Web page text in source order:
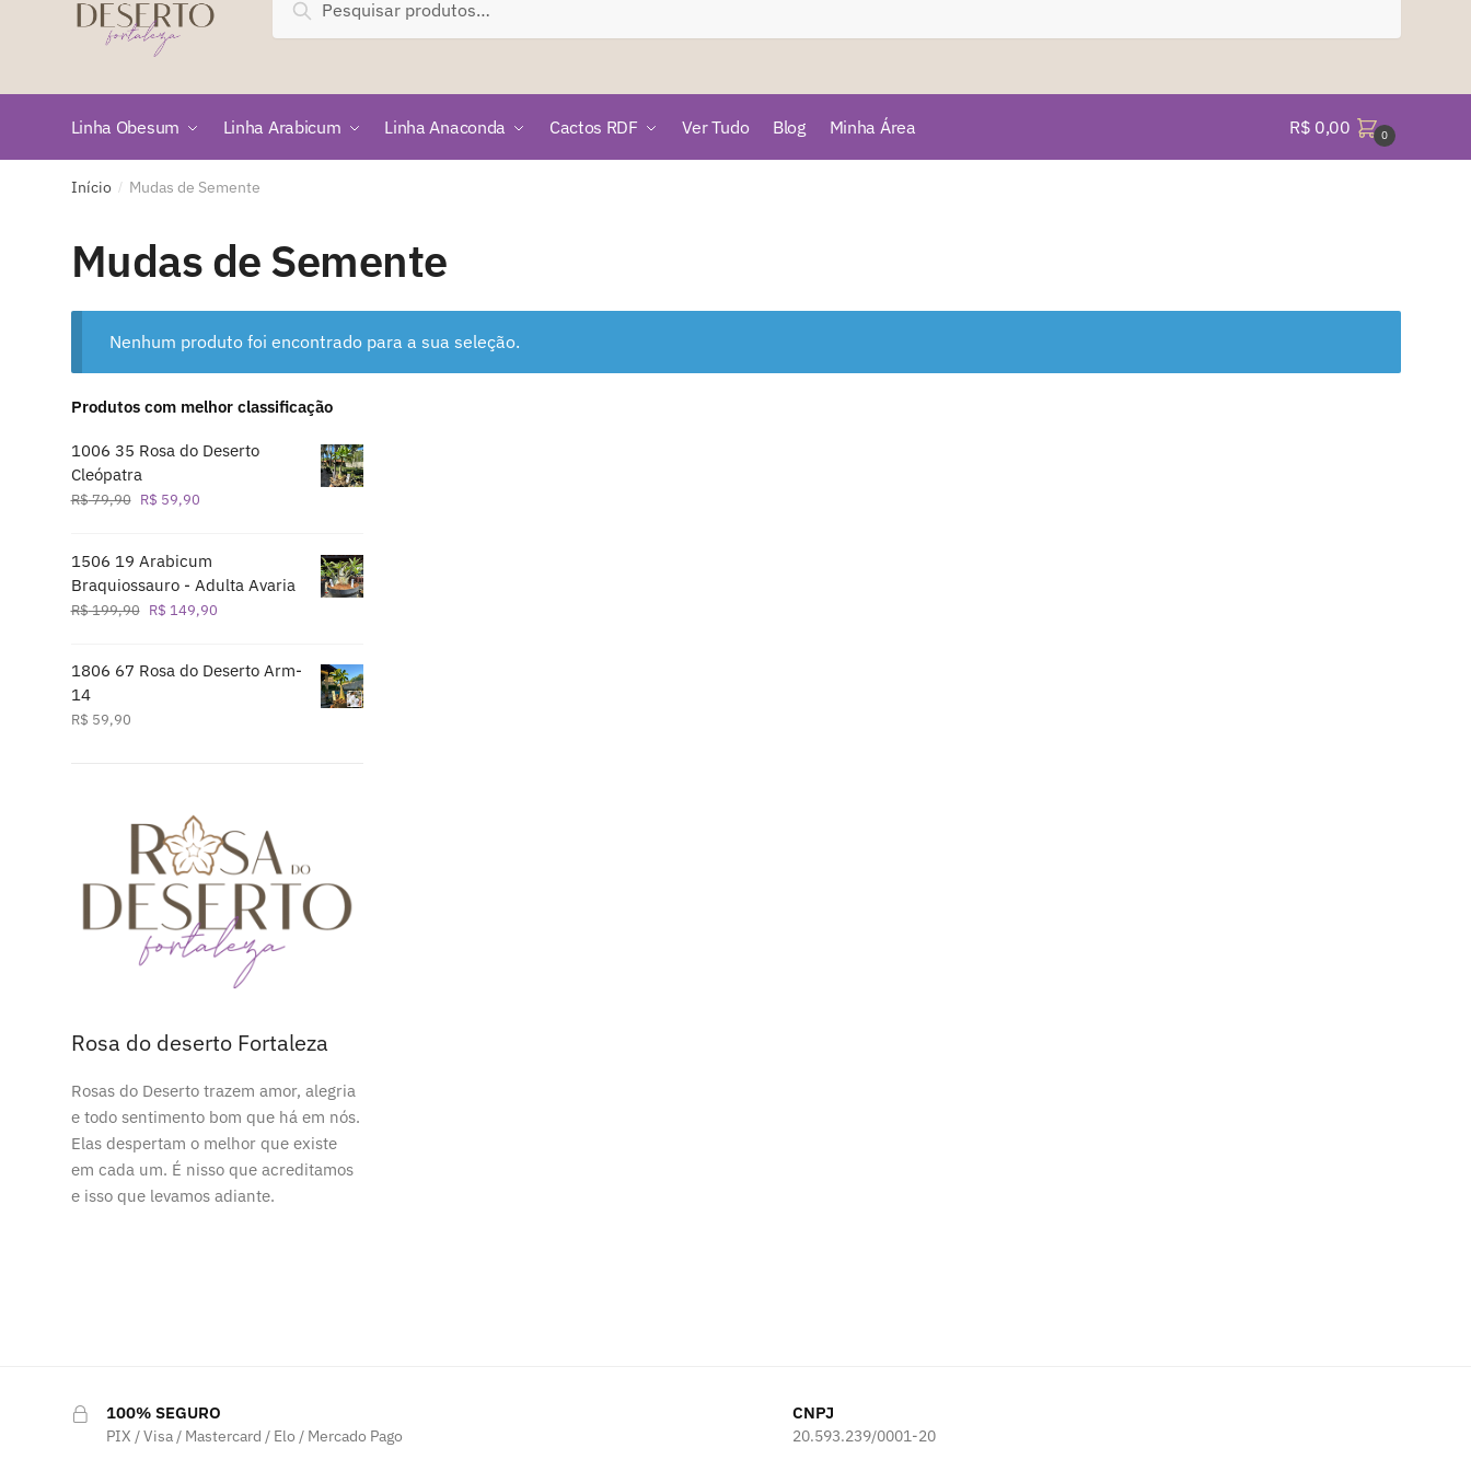
por:
Pesquisar
Linha Obesum Linha Arabicum Linha Anaconda Cactos RDF Ver Tudo Blog Minha Área R$ 0,00 0
Início / Mudas de Semente
Mudas de Semente
Nenhum produto foi encontrado para a sua seleção.
Produtos com melhor classificação
1006 35 Rosa do Deserto
Cleópatra
R$79,90 O
era:
R$ 79,90.
R$ 59,90O
é:
R$ 59,90.
1506 19 Arabicum
Braquiossauro - Adulta Avaria
R$199,90 O
era:
R$ 149,90O
é:
1806 67 Rosa do Deserto Arm-
14
R$ 59,90
Rosa do deserto Fortaleza
Rosas do Deserto trazem amor, alegria
e todo sentimento bom que há em nós.
Elas despertam o melhor que existe
em cada um. É nisso que acreditamos
e isso que levamos adiante.
100% SEGURO
PIX / Visa / Mastercard / Elo / Mercado Pago
CNPJ
20.593.239/0001-20